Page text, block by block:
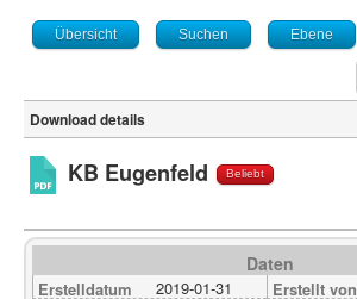
Geschichte
Publikationen
Shop
Über uns
Übersicht Suchen Ebene
Download details
KB Eugenfeld Beliebt
Daten
Erstelldatum
2019-01-31
Erstellt von